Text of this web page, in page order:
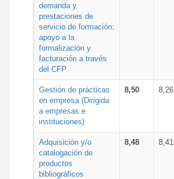
demanda y
prestaciones de
servicio de formación:
apoyo a la
formalización y
facturación a través
del CFP
Gestión de prácticas
en empresa (Dirigida
a empresas e
instituciones)
8,50 8,26
Adquisición y/o
catalogación de
productos
bibliográficos
8,48 8,41